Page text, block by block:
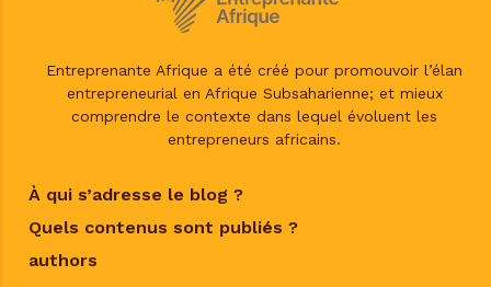
Entreprenante Afrique a été créé pour promouvoir l’élan
entrepreneurial en Afrique Subsaharienne; et mieux
comprendre le contexte dans lequel évoluent les
entrepreneurs africains.
À qui s’adresse le blog ?
Quels contenus sont publiés ?
authors